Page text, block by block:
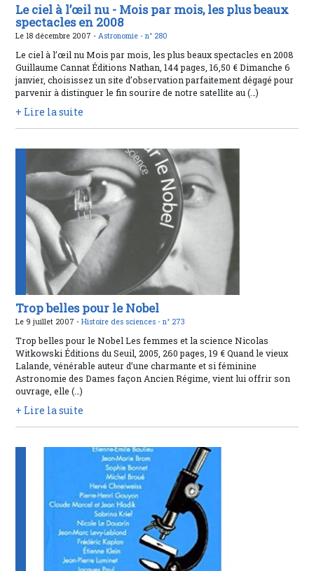
Le ciel à l’œil nu - Mois par mois, les plus beaux
spectacles en 2008
Le 18 décembre 2007 - Astronomie -n° 280
Le ciel à l’œil nu Mois par mois, les plus beaux spectacles en 2008
Guillaume Cannat Éditions Nathan, 144 pages, 16,50 € Dimanche 6
janvier, choisissez un site d’observation parfaitement dégagé pour
parvenir à distinguer le fin sourire de notre satellite au (…)
+ Lire la suite
Trop belles pour le Nobel
Le 9 juillet 2007 -Histoire des sciences -n° 273
Trop belles pour le Nobel Les femmes et la science Nicolas
Witkowski Éditions du Seuil, 2005, 260 pages, 19 € Quand le vieux
Lalande, vénérable auteur d’une charmante et si féminine
Astronomie des Dames façon Ancien Régime, vient lui offrir son
ouvrage, elle (…)
+ Lire la suite